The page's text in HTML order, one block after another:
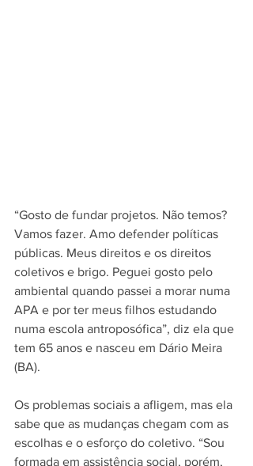
“Gosto de fundar projetos. Não temos?
Vamos fazer. Amo defender políticas
públicas. Meus direitos e os direitos
coletivos e brigo. Peguei gosto pelo
ambiental quando passei a morar numa
APA e por ter meus filhos estudando
numa escola antroposófica”, diz ela que
tem 65 anos e nasceu em Dário Meira
(BA).
Os problemas sociais a afligem, mas ela
sabe que as mudanças chegam com as
escolhas e o esforço do coletivo. “Sou
formada em assistência social, porém,